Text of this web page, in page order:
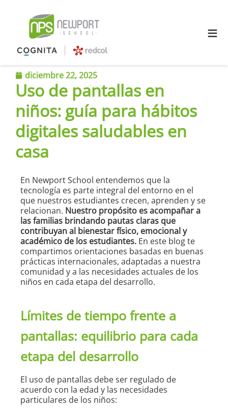
≡
diciembre 22, 2025
Uso de pantallas en
niños: guía para hábitos
digitales saludables en
casa
En Newport School entendemos que la
tecnología es parte integral del entorno en el
que nuestros estudiantes crecen, aprenden y se
relacionan. Nuestro propósito es acompañar a
las familias brindando pautas claras que
contribuyan al bienestar físico, emocional y
académico de los estudiantes. En este blog te
compartimos orientaciones basadas en buenas
prácticas internacionales, adaptadas a nuestra
comunidad y a las necesidades actuales de los
niños en cada etapa del desarrollo.
Límites de tiempo frente a
pantallas: equilibrio para cada
etapa del desarrollo
El uso de pantallas debe ser regulado de
acuerdo con la edad y las necesidades
particulares de los niños: